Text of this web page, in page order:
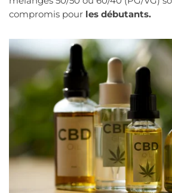
compromis pour les débutants.